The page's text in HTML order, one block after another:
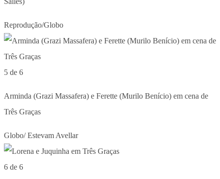
Reprodução/Globo
5 de 6
Arminda (Grazi Massafera) e Ferette (Murilo Benício) em cena de
Três Graças
Globo/ Estevam Avellar
6 de 6